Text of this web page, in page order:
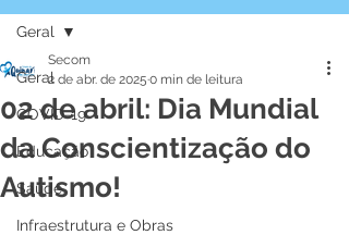
Geral
COVID-19
Educação
Saúde
Infraestrutura e Obras
Geral
02 de abril: Dia Mundial
da Conscientização do
Autismo!
Secom
2 de abr. de 2025 0 min de leitura